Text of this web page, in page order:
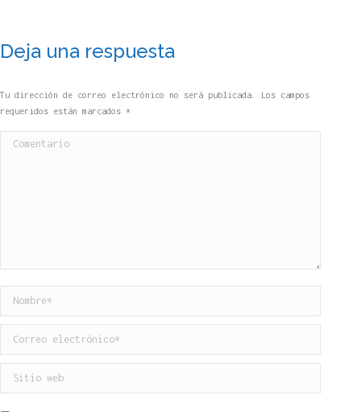
Deja una respuesta
Tu dirección de correo electrónico no será publicada. Los campos
requeridos están marcados *
Comentario
Nombre *
Correo electrónico *
Sitio web